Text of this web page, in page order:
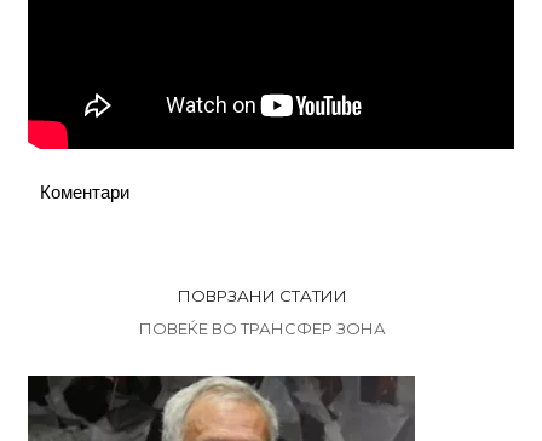
Коментари
ПОВРЗАНИ СТАТИИ
ПОВЕЌЕ ВО ТРАНСФЕР ЗОНА